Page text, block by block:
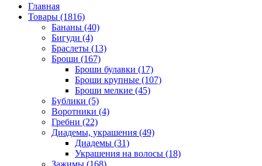
Главная
Товары (1816)
Бананы (40)
Бигуди (4)
Браслеты (13)
Броши (167)
Броши булавки (17)
Броши крупные (107)
Броши мелкие (45)
Бублики (5)
Воротники (4)
Гребни (22)
Диадемы, украшения (49)
Диадемы (31)
Украшения на волосы (18)
Зажимы (168)